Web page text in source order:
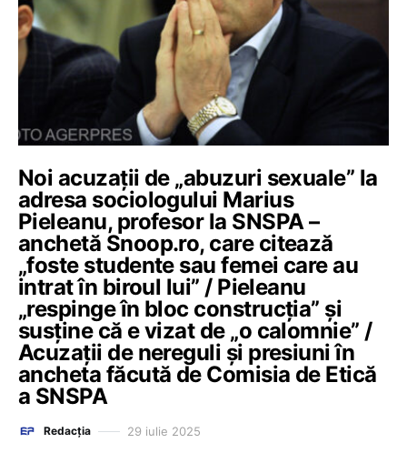
Noi acuzații de „abuzuri sexuale” la
adresa sociologului Marius
Pieleanu, profesor la SNSPA –
anchetă Snoop.ro, care citează
„foste studente sau femei care au
intrat în biroul lui” / Pieleanu
„respinge în bloc construcția” și
susține că e vizat de „o calomnie” /
Acuzații de nereguli și presiuni în
ancheta făcută de Comisia de Etică
a SNSPA
Redacția 29 iulie 2025